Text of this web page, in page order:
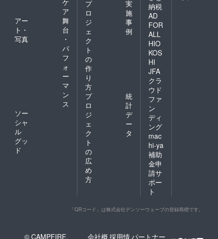
ケ
ア
アー
ト・
写真
舞
台
・
パ
フ
ォ
ー
マ
ン
ス
ソー
シャ
ル
グッ
ド
プ
ロ
ジ
ェ
ク
ト
の
作
り
方
実
施
事
例
プ
ロ
ジ
ェ
ク
ト
の
広
め
方
統
計
デ
ー
タ
納税
AD
FOR
ALL
HIO
KOS
HI
JFA
クラ
ウド
ファ
ン
ディ
ング
mac
hi-ya
補助
金申
請サ
ポー
ト
「QRコード」は株式会社デンソーウェーブの登録商標です。
© CAMPFIRE, 会社概採用情パートナー